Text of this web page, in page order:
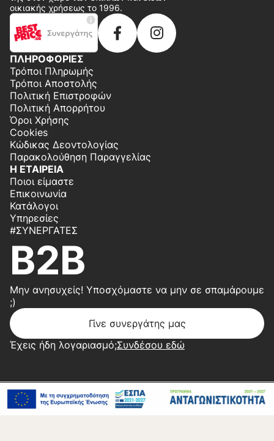
οικιακής χρήσεως το 1996.
ΠΛΗΡΟΦΟΡΙΕΣ
Τρόποι Πληρωμής
Τρόποι Αποστολής
Πολιτική Επιστροφών
Πολιτική Απορρήτου
Όροι Χρήσης
Cookies
Κώδικας Δεοντολογίας
Παρακολούθηση Παραγγελίας
Η ΕΤΑΙΡΕΙΑ
Ποιοι είμαστε
Επικοινωνία
Κατάλογοι
Υπηρεσίες
#ΣΥΝΕΡΓΆΤΕΣ
B2B
Μην ανησυχείς! Υποσχόμαστε να μην σε σπαμάρουμε
;)
Γίνε συνεργάτης μας
Έχεις ήδη λογαριασμό;Συνδέσου εδώ
Copyright 2026 © Center Home | Created by